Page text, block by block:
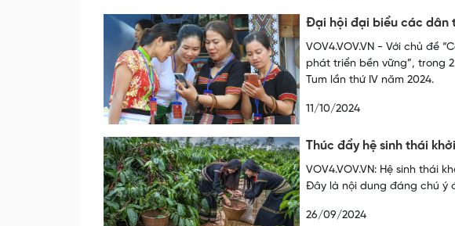
Đại hội đại biểu các dân
VOV4.VOV.VN - Với chủ đề
phát triển bền vững”, trong
Tum lần thứ IV năm 2024.
11/10/2024
Thúc đẩy hệ sinh thái
VOV4.VOV.VN: Hệ sinh thái
Đây là nội dung đáng chú ý
26/09/2024